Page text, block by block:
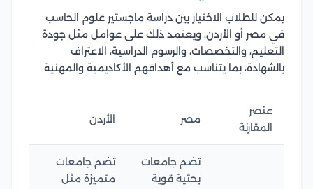
يمكن للطلاب الاختيار بين دراسة ماجستير علوم الحاسب
في مصر أو الأردن، ويعتمد ذلك على عوامل مثل جودة
التعليم، والتخصصات، والرسوم الدراسية، الاعتراف
بالشهادة، بما يتناسب مع أهدافهم الأكاديمية والمهنية.
عنصر
المقارنة
مصر الأردن
تضم جامعات
بحثية قوية
تضم جامعات
متميزة مثل